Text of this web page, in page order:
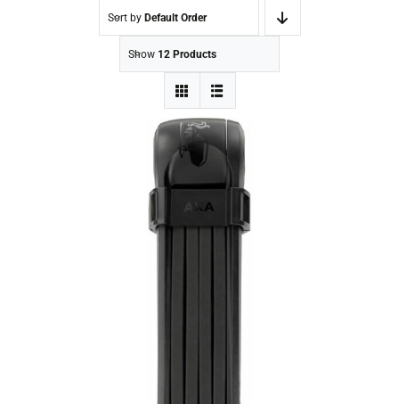
Sort by Default Order
Show 12 Products